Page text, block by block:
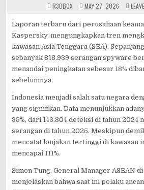
R3DB0X MAY 27, 2026
Laporan terbaru dari perusahaan
Kaspersky, mengungkapkan tren
kawasan Asia Tenggara (SEA).
sebanyak 818.939 serangan spyware
menandai peningkatan sebesar 18%
sebelumnya.
Indonesia menjadi salah satu negara
yang signifikan. Data menunjukkan
35%, dari 143.804 deteksi di tahun 2024
serangan di tahun 2025. Meskipun
mencatat lonjakan tertinggi di kawasan
mencapai 111%.
Simon Tung, General Manager ASEAN
menjelaskan bahwa saat ini pelaku